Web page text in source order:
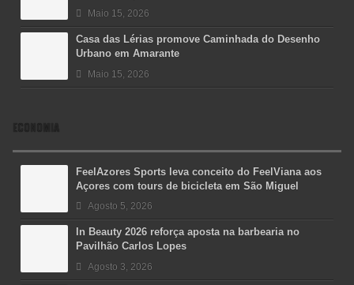
Maio 15, 2026
Casa das Lérias promove Caminhada do Desenho
Urbano em Amarante
Maio 15, 2026
ECONOMIA
FeelAzores Sports leva conceito do FeelViana aos
Açores com tours de bicicleta em São Miguel
Agosto 5, 2026
In Beauty 2026 reforça aposta na barbearia no
Pavilhão Carlos Lopes
Agosto 3, 2026